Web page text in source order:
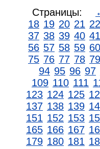
Страницы:
18 19 20 21 22
37 38 39 40 41
56 57 58 59 60
75 76 77 78 79
94 95 96 97
109 110 111
123 124 125
137 138 139
151 152 153
165 166 167
179 180 181